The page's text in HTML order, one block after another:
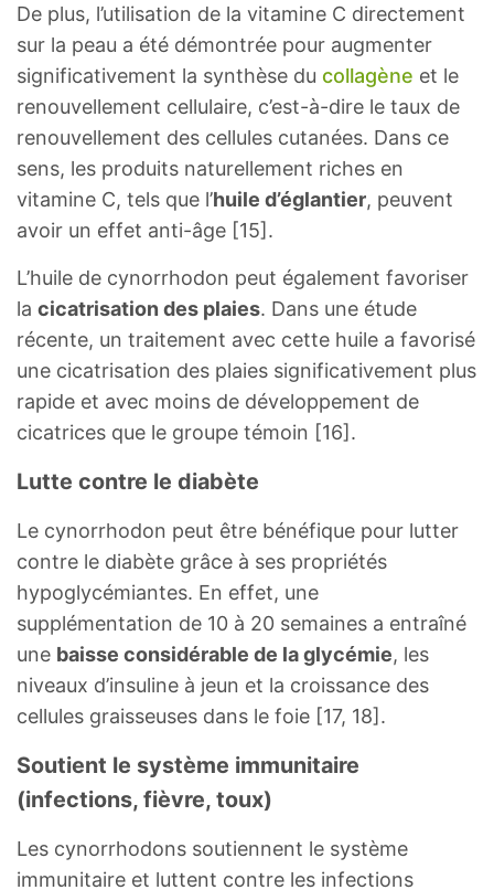
De plus, l’utilisation de la vitamine C directement
sur la peau a été démontrée pour augmenter
significativement la synthèse du collagène et le
renouvellement cellulaire, c’est-à-dire le taux de
renouvellement des cellules cutanées. Dans ce
sens, les produits naturellement riches en
vitamine C, tels que l’huile d’églantier, peuvent
avoir un effet anti-âge [15].
L’huile de cynorrhodon peut également favoriser
la cicatrisation des plaies. Dans une étude
récente, un traitement avec cette huile a favorisé
une cicatrisation des plaies significativement plus
rapide et avec moins de développement de
cicatrices que le groupe témoin [16].
Lutte contre le diabète
Le cynorrhodon peut être bénéfique pour lutter
contre le diabète grâce à ses propriétés
hypoglycémiantes. En effet, une
supplémentation de 10 à 20 semaines a entraîné
une baisse considérable de la glycémie, les
niveaux d’insuline à jeun et la croissance des
cellules graisseuses dans le foie [17, 18].
Soutient le système immunitaire
(infections, fièvre, toux)
Les cynorrhodons soutiennent le système
immunitaire et luttent contre les infections